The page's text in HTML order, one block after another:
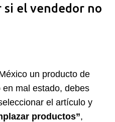
si el vendedor no
un producto de
mal estado, debes
el artículo y
productos”,